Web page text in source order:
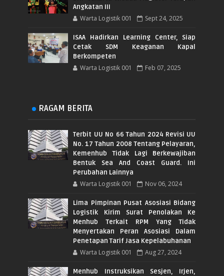
Angkatan III
Warta Logistik 001 Sept 24, 2025
ISAA Hadirkan Learning Center, Siap
Cetak SDM Keaganan Kapal
Berkompeten
Warta Logistik 001 Feb 07, 2025
RAGAM BERITA
Terbit UU No 66 Tahun 2024 Revisi UU
No. 17 Tahun 2008 Tentang Pelayaran,
Kemenhub Tidak Lagi Berkewajiban
Bentuk Sea And Coast Guard. Ini
Perubahan Lainnya
Warta Logistik 001 Nov 06, 2024
Lima Pimpinan Pusat Asosiasi Bidang
Logistik Kirim Surat Penolakan Ke
Menhub Terkait RPM Yang Tidak
Menyertakan Peran Asosiasi Dalam
Penetapan Tarif Jasa Kepelabuhanan
Warta Logistik 001 Aug 27, 2024
Menhub Instruksikan Sesjen, Irjen,